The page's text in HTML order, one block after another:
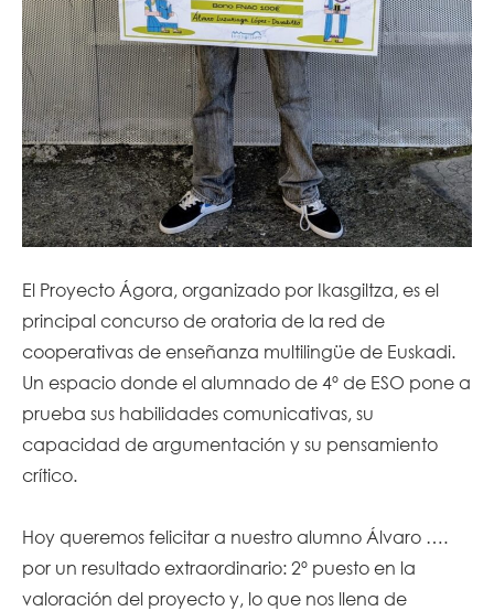
El Proyecto Ágora, organizado por Ikasgiltza, es el
principal concurso de oratoria de la red de
cooperativas de enseñanza multilingüe de Euskadi.
Un espacio donde el alumnado de 4º de ESO pone a
prueba sus habilidades comunicativas, su
capacidad de argumentación y su pensamiento
crítico.
Hoy queremos felicitar a nuestro alumno Álvaro ….
por un resultado extraordinario: 2º puesto en la
valoración del proyecto y, lo que nos llena de